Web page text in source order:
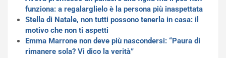
funziona: a regalarglielo è la persona più inaspettata
Stella di Natale, non tutti possono tenerla in casa: il
motivo che non ti aspetti
Emma Marrone non deve più nascondersi: “Paura di
rimanere sola? Vi dico la verità”